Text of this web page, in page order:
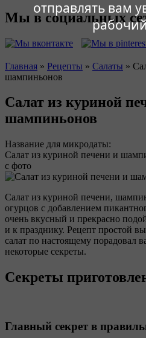
отправлять вам
Мы в социальных
Вы здесь
Главная » Рецепты » Салаты »
шампиньонов
Салат из куриной
шампиньонов
Название для микродаты:
Салат из куриной печени и
с фото
Салат из куриной печени,
огурцов с добавлением
очень вкусный и прекрасно
и к празднику. Рецепт простой
салат по настоящему порадовал
некоторые секреты.
Секреты
Главный секрет в